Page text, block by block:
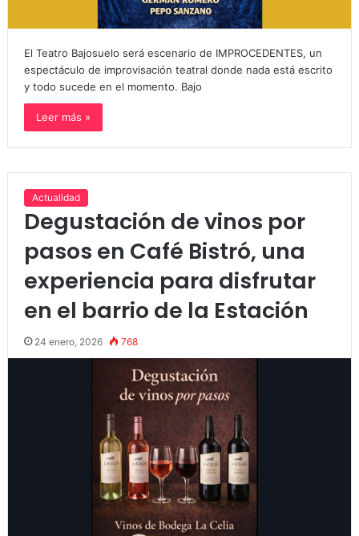
El Teatro Bajosuelo será escenario de IMPROCEDENTES, un
espectáculo de improvisación teatral donde nada está escrito
y todo sucede en el momento. Bajo
Leer más »
Actualidad
Degustación de vinos por
pasos en Café Bistró, una
experiencia para disfrutar
en el barrio de la Estación
24 enero, 2026 768